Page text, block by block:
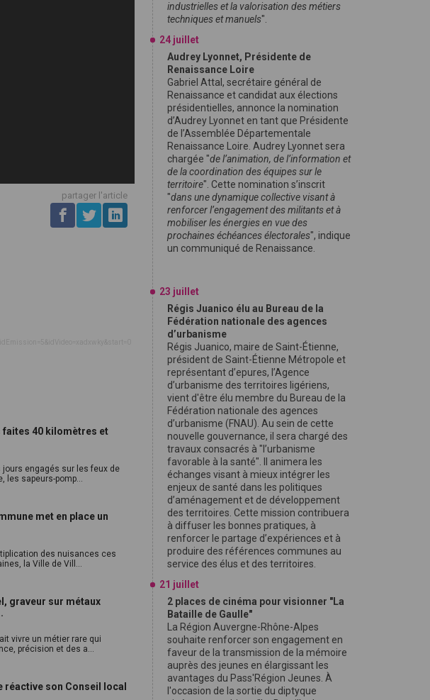
partager l'article
faites 40 kilomètres et
jours engagés sur les feux de
les sapeurs-pomp...
met en place un
des nuisances ces
la Ville de Vill...
graveur sur métaux
vivre un métier rare qui
précision et des a...
réactive son Conseil local
industrielles et la valorisation des métiers
techniques et manuels".
24 juillet
Audrey Lyonnet, Présidente de
Renaissance Loire
Gabriel Attal, secrétaire général de
Renaissance et candidat aux élections
présidentielles, annonce la nomination
d’Audrey Lyonnet en tant que Présidente
de l’Assemblée Départementale
Renaissance Loire. Audrey Lyonnet sera
chargée "de l’animation, de l’information et
de la coordination des équipes sur le
territoire". Cette nomination s’inscrit
"dans une dynamique collective visant à
renforcer l’engagement des militants et à
mobiliser les énergies en vue des
prochaines échéances électorales", indique
un communiqué de Renaissance.
23 juillet
Régis Juanico élu au Bureau de la
Fédération nationale des agences
d’urbanisme
Régis Juanico, maire de Saint-Étienne,
président de Saint-Étienne Métropole et
représentant d’epures, l’Agence
d’urbanisme des territoires ligériens,
vient d'être élu membre du Bureau de la
Fédération nationale des agences
d’urbanisme (FNAU). Au sein de cette
nouvelle gouvernance, il sera chargé des
travaux consacrés à "l’urbanisme
favorable à la santé". Il animera les
échanges visant à mieux intégrer les
enjeux de santé dans les politiques
d’aménagement et de développement
des territoires. Cette mission contribuera
à diffuser les bonnes pratiques, à
renforcer le partage d’expériences et à
produire des références communes au
service des élus et des territoires.
21 juillet
2 places de cinéma pour visionner "La
Bataille de Gaulle"
La Région Auvergne-Rhône-Alpes
souhaite renforcer son engagement en
faveur de la transmission de la mémoire
auprès des jeunes en élargissant les
avantages du Pass'Région Jeunes. À
l'occasion de la sortie du diptyque